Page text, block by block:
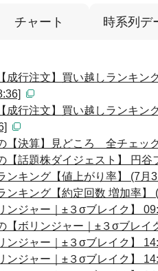
チャート 時系列デ
成行注文】買い越しランキ
成行注文】買い越しランキン
【決算】見どころ 全チェッ
【話題株ダイジェスト】 円
ンキング【値上がり率】 (7月
ンキング【約定回数 増加率】
リンジャー｜±３σブレイク
【ボリンジャー｜±３σブレ
リンジャー｜±３σブレイク
リンジャー｜±３σブレイク